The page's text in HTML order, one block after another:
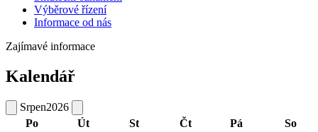
Výběrové řízení
Informace od nás
Zajímavé informace
Kalendář
Srpen2026
Po
Út St Čt Pá
So